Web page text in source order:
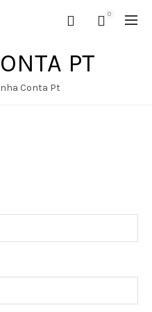
0
PT
Conta Pt